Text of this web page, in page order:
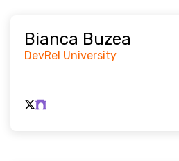
Bianca Buzea
DevRel University